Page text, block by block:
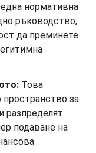
нормативна
ръководство,
да преминете
Това
пространство за
разпределят
подаване на